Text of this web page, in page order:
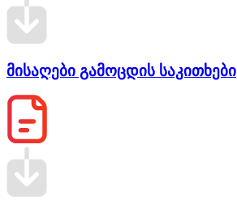
მისაღები გამოცდის საკითხები